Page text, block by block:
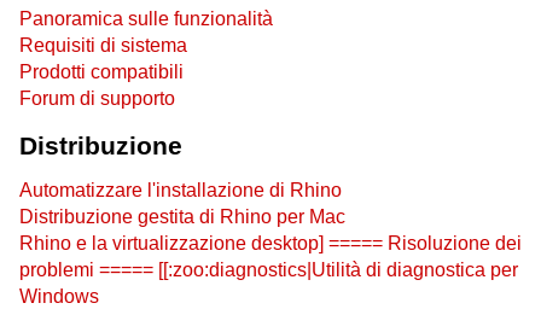
Panoramica sulle funzionalità
Requisiti di sistema
Prodotti compatibili
Forum di supporto
Distribuzione
Automatizzare l'installazione di Rhino
Distribuzione gestita di Rhino per Mac
Rhino e la virtualizzazione desktop] ===== Risoluzione dei
problemi ===== [[:zoo:diagnostics|Utilità di diagnostica per
Windows